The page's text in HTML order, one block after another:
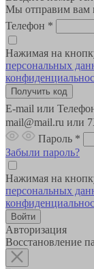
Мы отправим вам
Телефон *
Нажимая на
персональных
E-mail или
mail@mail.ru
Пароль *
Забыли пароль?
Нажимая на
персональных
Авторизация
Восстановление